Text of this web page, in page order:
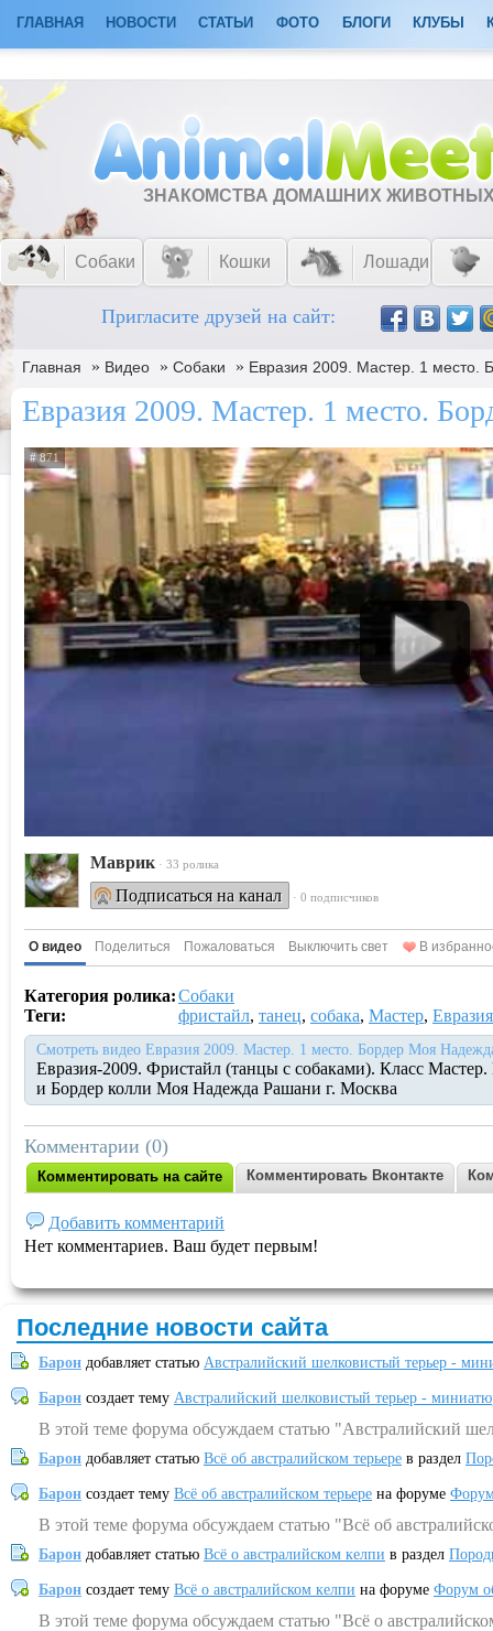
ГЛАВНАЯ НОВОСТИ СТАТЬИ ФОТО БЛОГИ КЛУБЫ
ЗНАКОМСТВА ДОМАШНИХ
Собаки Кошки Лошади
Пригласите друзей на сайт:
Главная » Видео » Собаки » Евразия 2009. Мастер. 1
Евразия 2009. Мастер. 1 место.
# 871
Маврик · 33 ролика
Подписаться на канал · 0 подписчиков
О видео Поделиться Пожаловаться Выключить свет В
Категория ролика:Собаки
Теги:
фристайл, танец, собака, Мастер, Евразия
Смотреть видео Евразия 2009. Мастер. 1 место. Бордер Моя
Евразия-2009. Фристайл (танцы с собаками). Класс
и Бордер колли Моя Надежда Рашани г. Москва
Комментарии (0)
Комментировать на сайте Комментировать Вконтакте
Добавить комментарий
Нет комментариев. Ваш будет первым!
Последние новости сайта
Барон добавляет статью Австралийский шелковистый терьер -
Барон создает тему Австралийский шелковистый терьер -
В этой теме форума обсуждаем статью "Австралийский
Барон добавляет статью Всё об австралийском терьере в раздел
Барон создает тему Всё об австралийском терьере на форуме
В этой теме форума обсуждаем статью "Всё об
Барон добавляет статью Всё о австралийском келпи в раздел
Барон создает тему Всё о австралийском келпи на форуме Форум
В этой теме форума обсуждаем статью "Всё о